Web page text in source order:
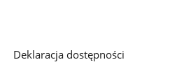
Deklaracja dostępności